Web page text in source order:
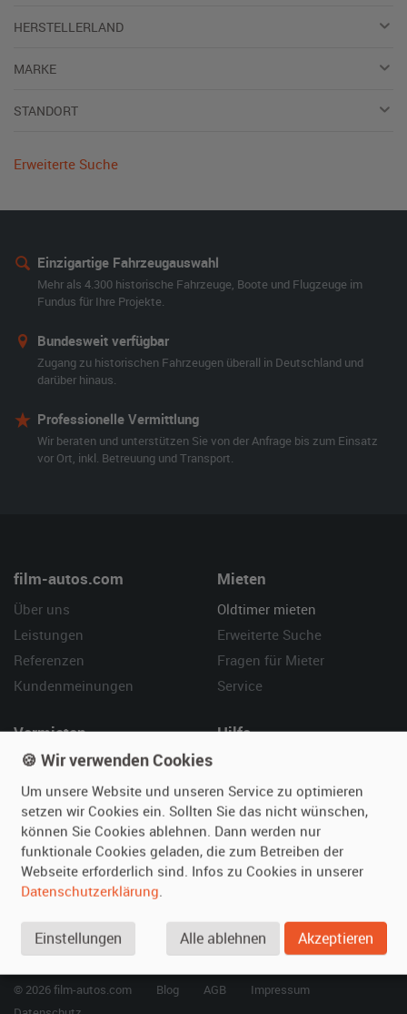
HERSTELLERLAND
MARKE
STANDORT
Erweiterte Suche
Einzigartige Fahrzeugauswahl
Mehr als 4.300 historische Fahrzeuge, Boote und Flugzeuge im
Fundus für Ihre Projekte.
Bundesweit verfügbar
Zugang zu historischen Fahrzeugen überall in Deutschland und
darüber hinaus.
Professionelle Vermittlung
Wir beraten und unterstützen Sie von der Anfrage bis zum Einsatz
vor Ort, inkl. Betreuung und Transport.
film-autos.com
Über uns
Leistungen
Referenzen
Kundenmeinungen
Mieten
Oldtimer mieten
Erweiterte Suche
Fragen für Mieter
Service
Vermieten
Oldtimer anmelden
Fotos senden
Fragen für Vermieter
Inserat verwalten
Hilfe
So funktioniert's
Kontakt
SPECIAL
unsere Top 10 ...
© 2026 film-autos.com Blog AGB
Impressum
🍪 Wir verwenden Cookies
Um unsere Website und unseren Service zu optimieren
setzen wir Cookies ein. Sollten Sie das nicht wünschen,
können Sie Cookies ablehnen. Dann werden nur
funktionale Cookies geladen, die zum Betreiben der
Webseite erforderlich sind. Infos zu Cookies in unserer
Datenschutzerklärung.
Einstellungen Alle ablehnen Akzeptieren